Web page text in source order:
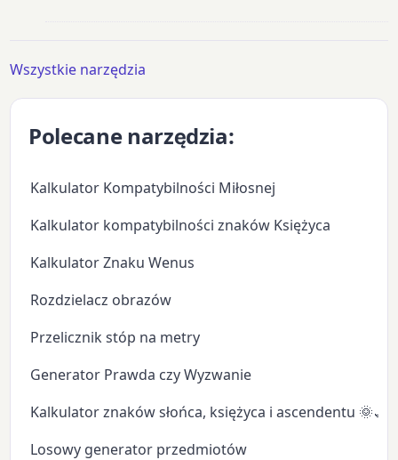
Wszystkie narzędzia
Polecane narzędzia:
Kalkulator Kompatybilności Miłosnej
Kalkulator kompatybilności znaków Księżyca
Kalkulator Znaku Wenus
Rozdzielacz obrazów
Przelicznik stóp na metry
Generator Prawda czy Wyzwanie
Kalkulator znaków słońca, księżyca i ascendentu
Losowy generator przedmiotów